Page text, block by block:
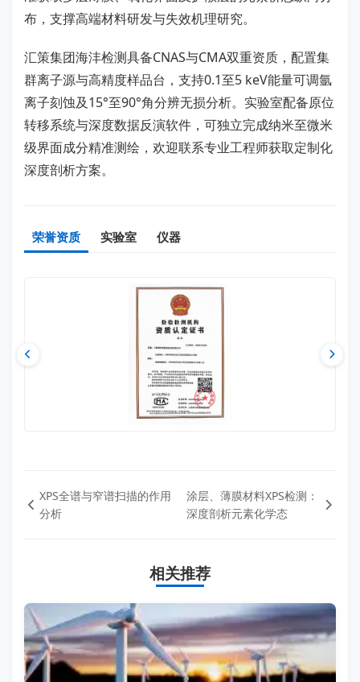
布，支撑高端材料研发与失效机理研究。
汇策集团海沣检测具备CNAS与CMA双重资质，配置集
群离子源与高精度样品台，支持0.1至5 keV能量可调氩
离子刻蚀及15°至90°角分辨无损分析。实验室配备原位
转移系统与深度数据反演软件，可独立完成纳米至微米
级界面成分精准测绘，欢迎联系专业工程师获取定制化
深度剖析方案。
荣誉资质 实验室 仪器
XPS全谱与窄谱扫描的作用
分析
涂层、薄膜材料XPS检测：
深度剖析元素化学态
相关推荐